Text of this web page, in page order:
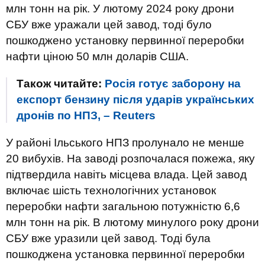
млн тонн на рік. У лютому 2024 року дрони
СБУ вже уражали цей завод, тоді було
пошкоджено установку первинної переробки
нафти ціною 50 млн доларів США.
Також читайте: Росія готує заборону на
експорт бензину після ударів українських
дронів по НПЗ, – Reuters
У районі Ільського НПЗ пролунало не менше
20 вибухів. На заводі розпочалася пожежа, яку
підтвердила навіть місцева влада. Цей завод
включає шість технологічних установок
переробки нафти загальною потужністю 6,6
млн тонн на рік. В лютому минулого року дрони
СБУ вже уразили цей завод. Тоді була
пошкоджена установка первинної переробки